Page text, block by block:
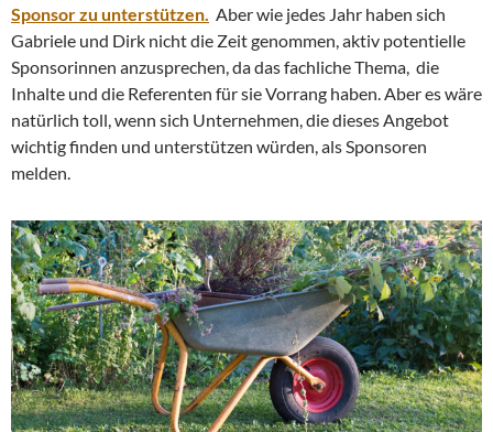
Sponsor zu unterstützen. Aber wie jedes Jahr haben sich
Gabriele und Dirk nicht die Zeit genommen, aktiv potentielle
Sponsorinnen anzusprechen, da das fachliche Thema, die
Inhalte und die Referenten für sie Vorrang haben. Aber es wäre
natürlich toll, wenn sich Unternehmen, die dieses Angebot
wichtig finden und unterstützen würden, als Sponsoren
melden.